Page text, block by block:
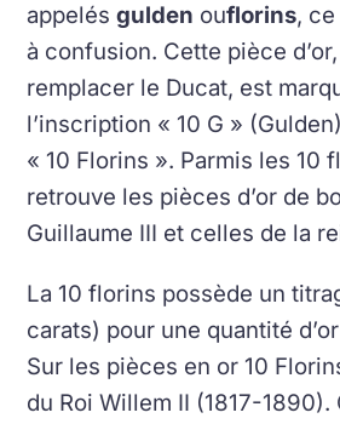
appelésgulden ouflorins,
à confusion. Cette pièce
remplacer le Ducat, est
l’inscription « 10 G »
« 10 Florins ». Parmis les 10
retrouve les pièces d’or de
Guillaume III et celles de la
La 10 florins possède un
carats) pour une quantité
Sur les pièces en or 10
du Roi Willem II (1817-1890).